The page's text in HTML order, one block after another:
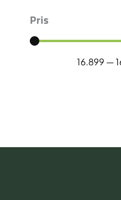
Pris
16.899 —